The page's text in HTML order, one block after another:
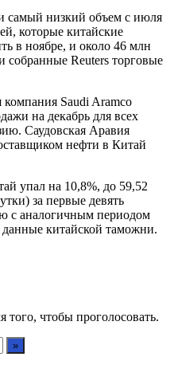
самый низкий объем с июля
которые китайские
в ноябре, и около 46 млн
собранные Reuters торговые
компания Saudi Aramco
на декабрь для всех
Саудовская Аравия
нефти в Китай
упал на 10,8%, до 59,52
за первые девять
с аналогичным периодом
китайской таможни.
того, чтобы проголосовать.